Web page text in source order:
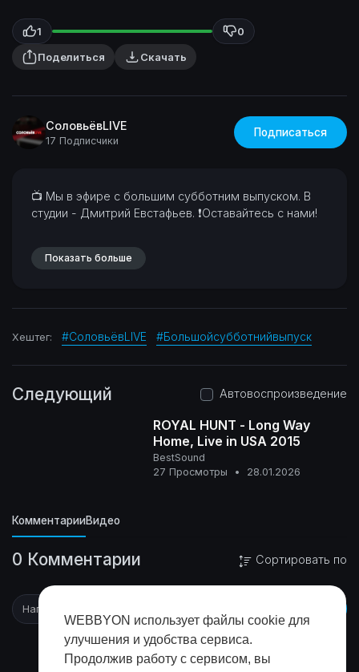
WEBBYON использует файлы cookie для
улучшения и удобства сервиса.
Продолжив работу с сервисом, вы
1
0
Поделиться
Скачать
СоловьёвLIVE
17 Подписчики
Подписаться
⁣📺 Мы в эфире с большим субботним выпуском. В
студии - Дмитрий Евстафьев. ❗Оставайтесь с нами!
Показать больше
Хештег: #СоловьёвLIVE #Большойсубботнийвыпуск
Следующий Автовоспроизведение
ROYAL HUNT - Long Way
Home, Live in USA 2015
BestSound
27 Просмотры
• 28.01.2026
КомментарииВидео
0 Комментарии Сортировать по